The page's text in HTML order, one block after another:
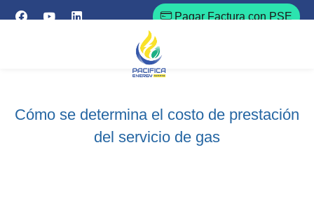
Pagar Factura con PSE
Cómo se determina el costo de prestación
del servicio de gas